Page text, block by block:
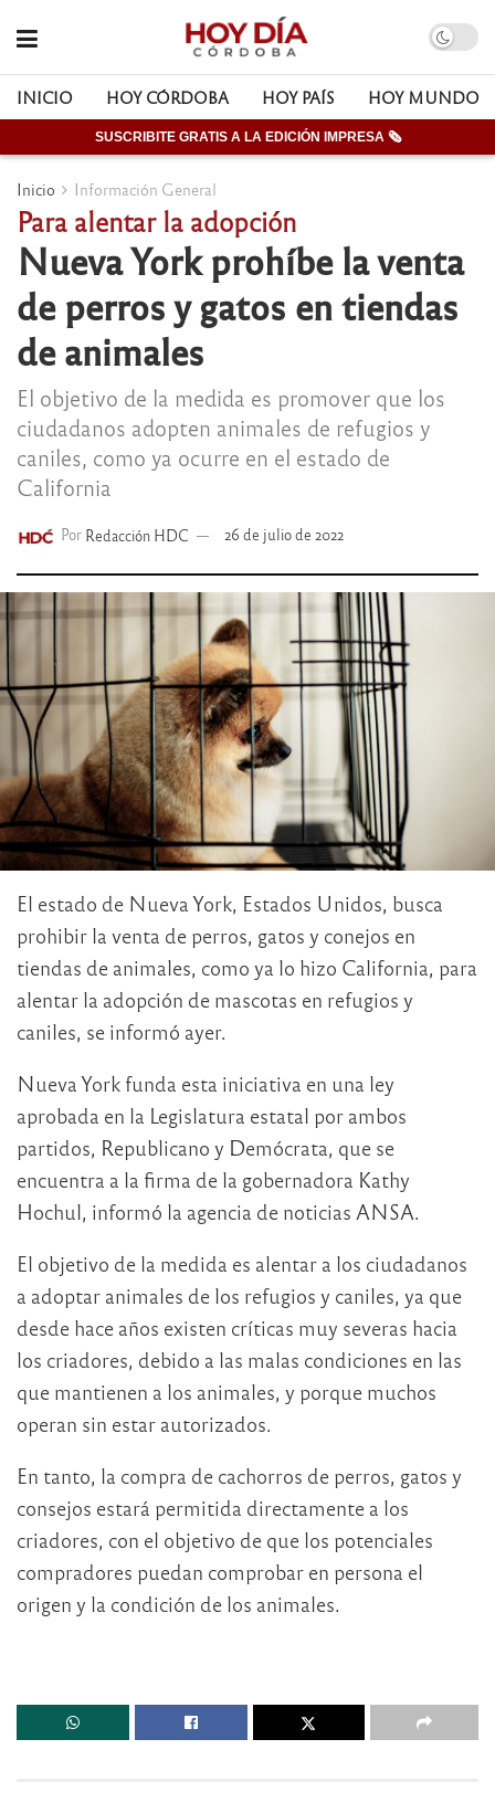
INICIO HOY CÓRDOBA HOY PAÍS HOY MUNDO
SUSCRIBITE GRATIS A LA EDICIÓN IMPRESA 🗞
Inicio Información General
Para alentar la adopción
Nueva York prohíbe la venta
de perros y gatos en tiendas
de animales
El objetivo de la medida es promover que los
ciudadanos adopten animales de refugios y
caniles, como ya ocurre en el estado de
California
Por Redacción HDC 26 de julio de 2022
El estado de Nueva York, Estados Unidos, busca
prohibir la venta de perros, gatos y conejos en
tiendas de animales, como ya lo hizo California, para
alentar la adopción de mascotas en refugios y
caniles, se informó ayer.
Nueva York funda esta iniciativa en una ley
aprobada en la Legislatura estatal por ambos
partidos, Republicano y Demócrata, que se
encuentra a la firma de la gobernadora Kathy
Hochul, informó la agencia de noticias ANSA.
El objetivo de la medida es alentar a los ciudadanos
a adoptar animales de los refugios y caniles, ya que
desde hace años existen críticas muy severas hacia
los criadores, debido a las malas condiciones en las
que mantienen a los animales, y porque muchos
operan sin estar autorizados.
En tanto, la compra de cachorros de perros, gatos y
consejos estará permitida directamente a los
criadores, con el objetivo de que los potenciales
compradores puedan comprobar en persona el
origen y la condición de los animales.